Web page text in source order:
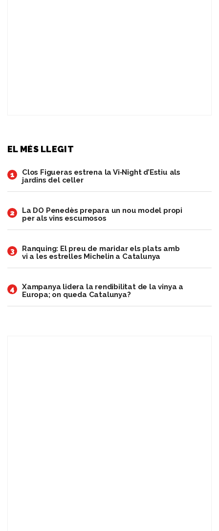
EL MÉS LLEGIT
1
Clos Figueras estrena la Vi‑Night d’Estiu als
jardins del celler
2
​La DO Penedès prepara un nou model propi
per als vins escumosos
3
Ranquing: El preu de maridar els plats amb
vi a les estrelles Michelin a Catalunya
4
Xampanya lidera la rendibilitat de la vinya a
Europa; on queda Catalunya?